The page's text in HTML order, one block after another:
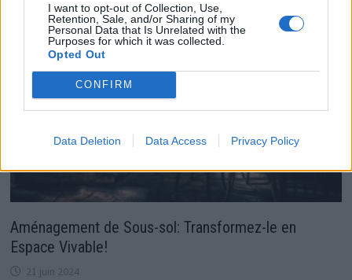
I want to opt-out of Collection, Use,
Retention, Sale, and/or Sharing of my
Personal Data that Is Unrelated with the
Purposes for which it was collected.
Opted Out
CONFIRM
Data Deletion Data Access Privacy Policy
Aménagement de Sous-sol: Transformez-le en
Espace Vivable!
21 juin 2024